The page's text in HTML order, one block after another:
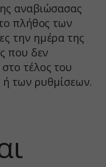
αναβιώσασας
πλήθος των
την ημέρα της
που δεν
τέλος του
των ρυθμίσεων.